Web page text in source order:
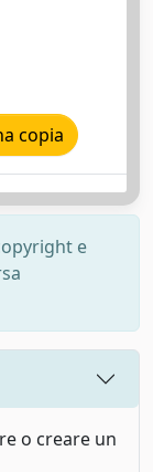
copia
e
o creare un